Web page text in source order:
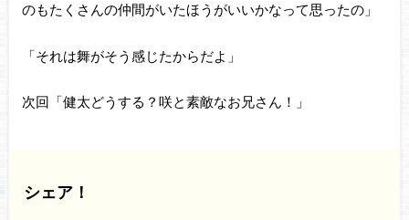
のもたくさんの仲間がいたほうがいいかなって思ったの」
「それは舞がそう感じたからだよ」
次回「健太どうする？咲と素敵なお兄さん！」
シェア！